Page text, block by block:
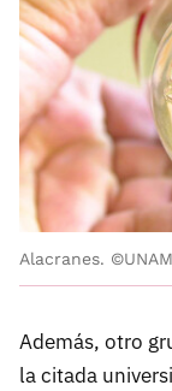
Alacranes.
Además, otro
la citada